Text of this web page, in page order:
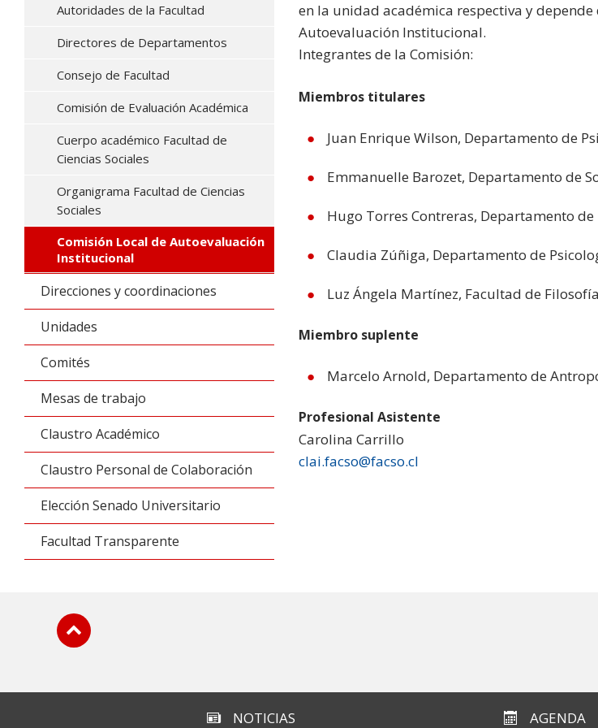
Autoridades de la Facultad
Directores de Departamentos
Consejo de Facultad
Comisión de Evaluación Académica
Cuerpo académico Facultad de
Ciencias Sociales
Organigrama Facultad de Ciencias
Sociales
Comisión Local de Autoevaluación
Institucional
Direcciones y coordinaciones
Unidades
Comités
Mesas de trabajo
Claustro Académico
Claustro Personal de Colaboración
Elección Senado Universitario
Facultad Transparente
en la unidad académica respectiva y depende
Autoevaluación Institucional.
Integrantes de la Comisión:
Miembros titulares
Juan Enrique Wilson, Departamento de
Emmanuelle Barozet, Departamento de
Hugo Torres Contreras, Departamento
Claudia Zúñiga, Departamento de
Luz Ángela Martínez, Facultad de
Miembro suplente
Marcelo Arnold, Departamento de
Profesional Asistente
Carolina Carrillo
clai.facso@facso.cl
NOTICIAS AGENDA